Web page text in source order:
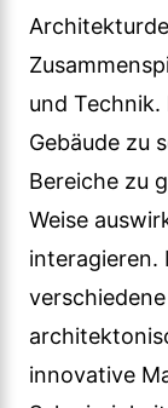
und
Gebäude zu
Bereiche zu
Weise
interagieren.
innovative